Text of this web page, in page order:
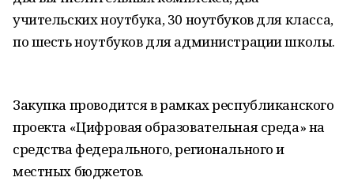
учительских ноутбука, 30 ноутбуков для класса,
по шесть ноутбуков для администрации школы.
Закупка проводится в рамках республиканского
проекта «Цифровая образовательная среда» на
средства федерального, регионального и
местных бюджетов.